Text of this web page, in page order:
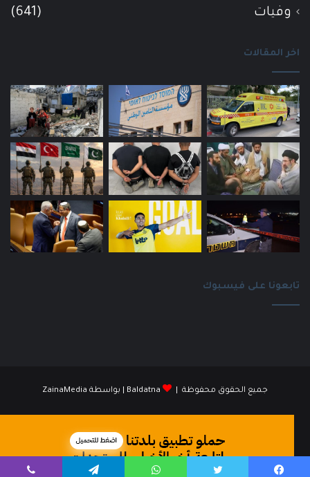
وفيات (641)
اخر المقالات
تابعونا على فيسبوك
جميع الحقوق محفوظة | Baldatna | بواسطة ZainaMedia